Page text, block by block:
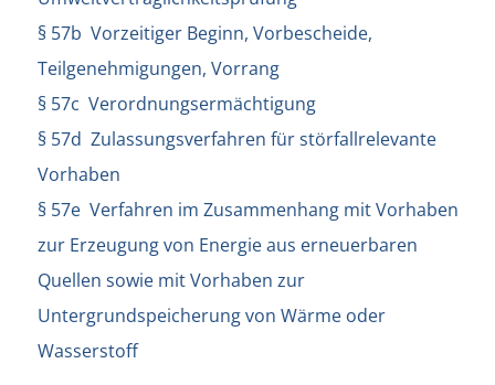
§ 57b Vorzeitiger Beginn, Vorbescheide,
Teilgenehmigungen, Vorrang
§ 57c Verordnungsermächtigung
§ 57d Zulassungsverfahren für störfallrelevante
Vorhaben
§ 57e Verfahren im Zusammenhang mit Vorhaben
zur Erzeugung von Energie aus erneuerbaren
Quellen sowie mit Vorhaben zur
Untergrundspeicherung von Wärme oder
Wasserstoff